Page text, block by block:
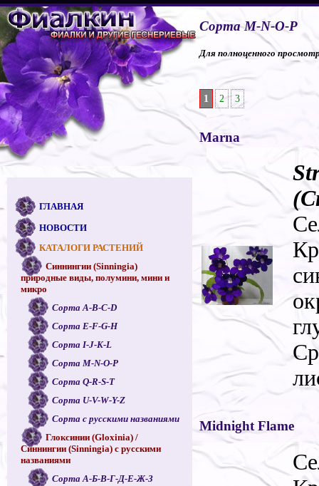
ГЛАВНАЯ
НОВОСТИ
КАТАЛОГИ РАСТЕНИЙ
Синнингии (Sinningia)
природные виды, полумини, мини и
микро
Сорта A-B-C-D
Сорта E-F-G-H
Сорта I-J-K-L
Сорта M-N-O-P
Сорта Q-R-S-T
Сорта U-V-W-Y-Z
Сорта с русскими названиями
Глоксинии (Gloxinia) /
Синнингии (Sinningia) с русскими
названиями
Сорта А-Б-В-Г-Д-Е-Ж-З
Сорта M-N-O-P
Для полноценного
1 2 3
Marna
Midnight Flame